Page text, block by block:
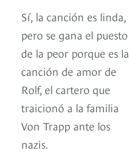
Sí, la canción es linda,
pero se gana el puesto
de la peor porque es la
canción de amor de
Rolf, el cartero que
traicionó a la familia
Von Trapp ante los
nazis.